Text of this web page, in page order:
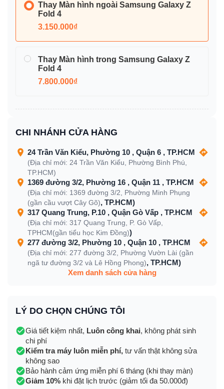
Thay Màn hình ngoài Samsung Galaxy Z
Fold 4
3.150.000₫
Thay Màn hình trong Samsung Galaxy Z
Fold 4
7.800.000₫
CHI NHÁNH CỬA HÀNG
24 Trần Văn Kiểu, Phường 10 , Quận 6 , TP.HCM
(Địa chỉ mới: 24 Trần Văn Kiểu, Phường Bình Phú,
TP.HCM)
1369 đường 3/2, Phường 16 , Quận 11 , TP.HCM
(Địa chỉ mới: 1369 đường 3/2, Phường Minh Phụng
(gần cầu vượt Cây Gõ), TP.HCM)
317 Quang Trung, P.10 , Quận Gò Vấp , TP.HCM
(Địa chỉ mới: 317 Quang Trung, P. Gò Vấp,
TPHCM(gần tiểu học Kim Đồng))
277 đường 3/2, Phường 10 , Quận 10 , TP.HCM
(Địa chỉ mới: 277 đường 3/2, Phường Vườn Lài (gần
ngã tư đường 3/2 và Lê Hồng Phong), TP.HCM)
Xem danh sách cửa hàng
LÝ DO CHỌN CHÚNG TÔI
Giá tiết kiệm nhất, Luôn công khai, không phát sinh
chi phí
Kiểm tra máy luôn miễn phí, tư vấn thật không sửa
không sao
Bảo hành cảm ứng miễn phí 6 tháng (khi thay màn)
Giảm 10% khi đặt lịch trước (giảm tối đa 50.000đ)